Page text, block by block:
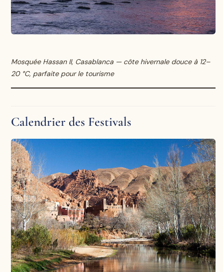
Mosquée Hassan II, Casablanca — côte hivernale douce à 12–
20 °C, parfaite pour le tourisme
Calendrier des Festivals